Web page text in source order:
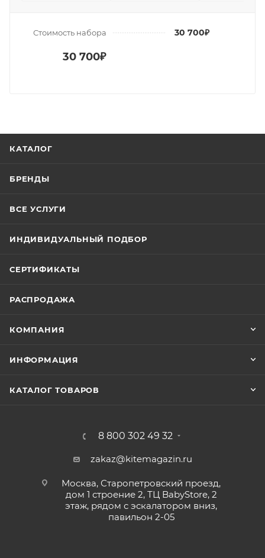
Стоимость набора 30 700₽
30 700₽
КАТАЛОГ
БРЕНДЫ
ВСЕ УСЛУГИ
ИНДИВИДУАЛЬНЫЙ ПОДБОР
СЕРТИФИКАТЫ
РАСПРОДАЖА
КОМПАНИЯ
ИНФОРМАЦИЯ
КАТАЛОГ ТОВАРОВ
8 800 302 49 32
zakaz@kitemagazin.ru
Москва, Старопетровский проезд,
дом 1 строение 2, ТЦ BabyStore, 2
этаж, рядом с эскалатором вниз,
павильон 2-05